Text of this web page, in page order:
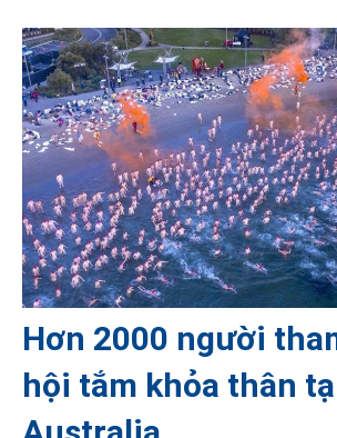
Hơn 2000 người
hội tắm khỏa thân